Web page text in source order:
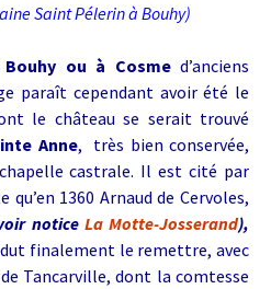
Saint Pélerin à Bouhy)
Bouhy ou à Cosmed’anciens
paraît cependant avoir été le
le château se serait trouvé
Anne, très bien conservée,
castrale. Il est cité par
1360 Arnaud de Cervoles,
notice La Motte-Josserand),
dut finalement le remettre, avec
Tancarville, dont la comtesse